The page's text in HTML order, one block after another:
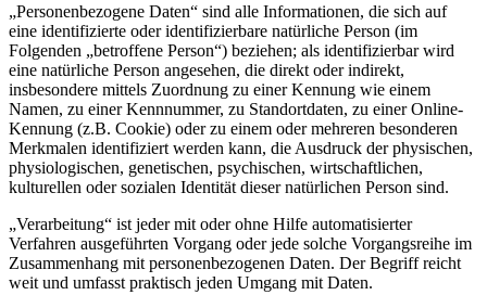
„Personenbezogene Daten“ sind alle Informationen, die sich auf
eine identifizierte oder identifizierbare natürliche Person (im
Folgenden „betroffene Person“) beziehen; als identifizierbar wird
eine natürliche Person angesehen, die direkt oder indirekt,
insbesondere mittels Zuordnung zu einer Kennung wie einem
Namen, zu einer Kennnummer, zu Standortdaten, zu einer Online-
Kennung (z.B. Cookie) oder zu einem oder mehreren besonderen
Merkmalen identifiziert werden kann, die Ausdruck der physischen,
physiologischen, genetischen, psychischen, wirtschaftlichen,
kulturellen oder sozialen Identität dieser natürlichen Person sind.
„Verarbeitung“ ist jeder mit oder ohne Hilfe automatisierter
Verfahren ausgeführten Vorgang oder jede solche Vorgangsreihe im
Zusammenhang mit personenbezogenen Daten. Der Begriff reicht
weit und umfasst praktisch jeden Umgang mit Daten.